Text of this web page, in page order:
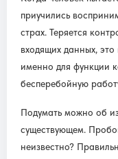
приучились
страх. Теряется
входящих данных,
именно для функции
бесперебойную
Подумать можно об
существующем.
неизвестно?